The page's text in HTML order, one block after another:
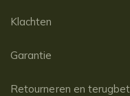
Klachten
Garantie
Retourneren en